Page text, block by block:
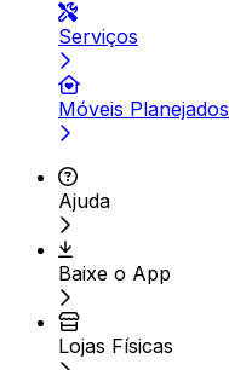
Serviços
Móveis Planejados
Ajuda
Baixe o App
Lojas Físicas